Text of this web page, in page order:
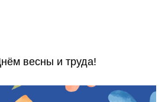
весны и труда!